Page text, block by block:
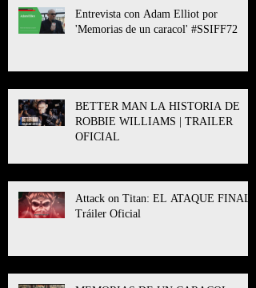
Entrevista con Adam Elliot por
'Memorias de un caracol' #SSIFF72
BETTER MAN LA HISTORIA DE
ROBBIE WILLIAMS | TRAILER
OFICIAL
Attack on Titan: EL ATAQUE FINAL l
Tráiler Oficial